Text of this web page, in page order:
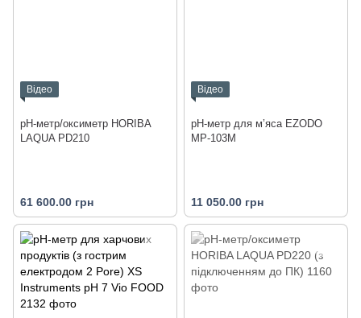
Відео
pH-метр/оксиметр HORIBA
LAQUA PD210
61 600.00 грн
Відео
pH-метр для м’яса EZODO
MP-103M
11 050.00 грн